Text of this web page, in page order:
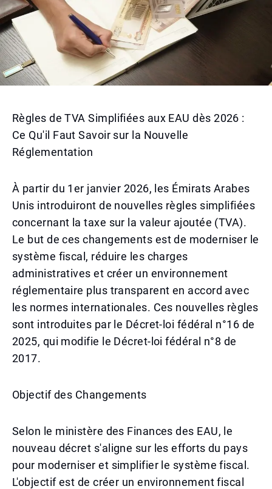
Règles de TVA Simplifiées aux EAU dès 2026 :
Ce Qu'il Faut Savoir sur la Nouvelle
Réglementation
À partir du 1er janvier 2026, les Émirats Arabes
Unis introduiront de nouvelles règles simplifiées
concernant la taxe sur la valeur ajoutée (TVA).
Le but de ces changements est de moderniser le
système fiscal, réduire les charges
administratives et créer un environnement
réglementaire plus transparent en accord avec
les normes internationales. Ces nouvelles règles
sont introduites par le Décret-loi fédéral n°16 de
2025, qui modifie le Décret-loi fédéral n°8 de
2017.
Objectif des Changements
Selon le ministère des Finances des EAU, le
nouveau décret s'aligne sur les efforts du pays
pour moderniser et simplifier le système fiscal.
L'objectif est de créer un environnement fiscal